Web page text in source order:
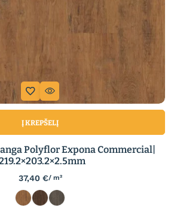
Į KREPŠELĮ
Polyflor Expona Commercial|
37,40 €/ m²